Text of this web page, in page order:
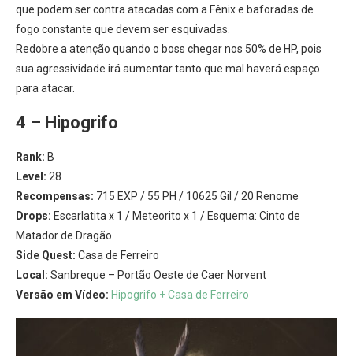
que podem ser contra atacadas com a Fênix e baforadas de
fogo constante que devem ser esquivadas.
Redobre a atenção quando o boss chegar nos 50% de HP, pois
sua agressividade irá aumentar tanto que mal haverá espaço
para atacar.
4 – Hipogrifo
Rank: B
Level: 28
Recompensas: 715 EXP / 55 PH / 10625 Gil / 20 Renome
Drops: Escarlatita x 1 / Meteorito x 1 / Esquema: Cinto de
Matador de Dragão
Side Quest: Casa de Ferreiro
Local: Sanbreque – Portão Oeste de Caer Norvent
Versão em Vídeo: Hipogrifo + Casa de Ferreiro